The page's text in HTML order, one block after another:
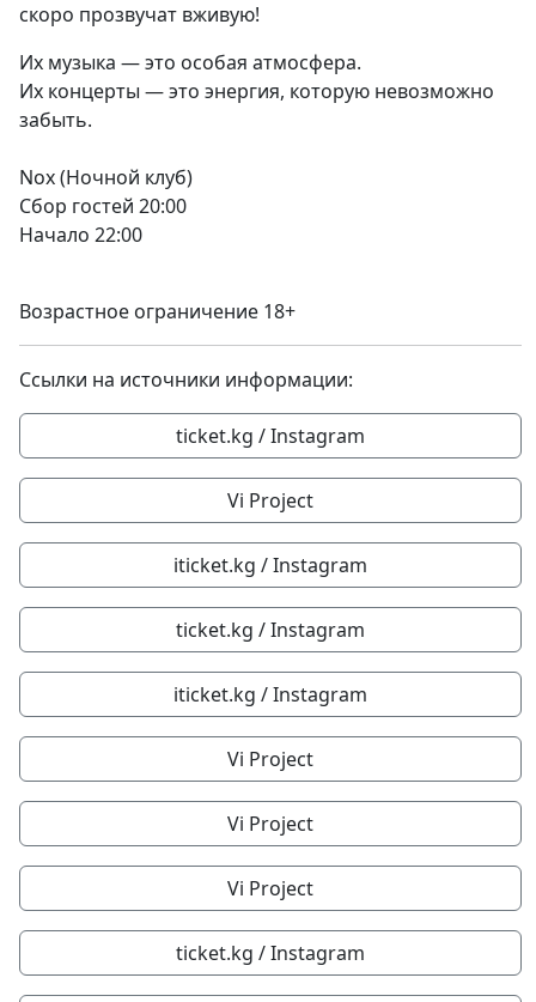
скоро прозвучат вживую!
Их музыка — это особая атмосфера.
Их концерты — это энергия, которую невозможно
забыть.
Nox (Ночной клуб)
Сбор гостей 20:00
Начало 22:00
Возрастное ограничение 18+
Ссылки на источники информации:
ticket.kg / Instagram
Vi Project
iticket.kg / Instagram
ticket.kg / Instagram
iticket.kg / Instagram
Vi Project
Vi Project
Vi Project
ticket.kg / Instagram